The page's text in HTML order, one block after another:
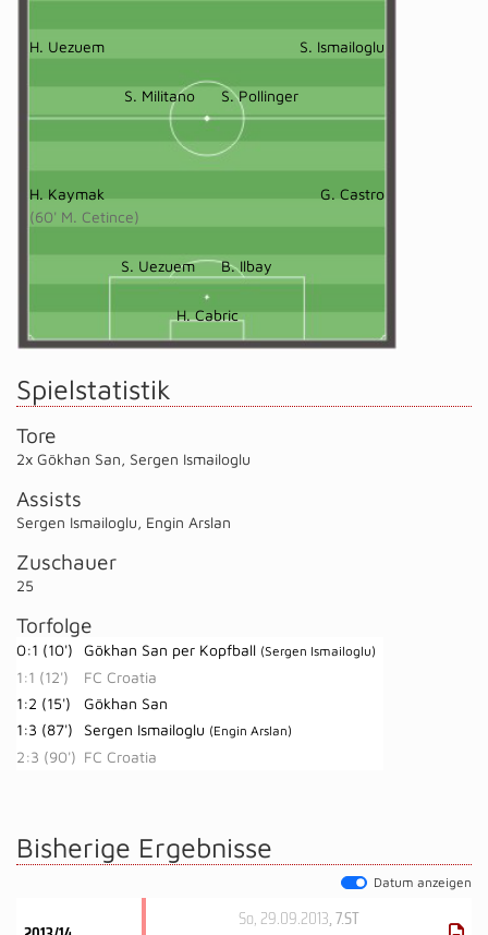
H. Uezuem S. Ismailoglu
S. Militano S. Pollinger
H. Kaymak
(60' M. Cetince)
G. Castro
S. Uezuem B. Ilbay
H. Cabric
Spielstatistik
Tore
2x Gökhan San, Sergen Ismailoglu
Assists
Sergen Ismailoglu, Engin Arslan
Zuschauer
25
Torfolge
0:1 (10') Gökhan San per Kopfball (Sergen Ismailoglu)
1:1 (12')
FC Croatia
1:2 (15')
Gökhan San
1:3 (87')
Sergen Ismailoglu (Engin Arslan)
2:3 (90') FC Croatia
Bisherige Ergebnisse
Datum anzeigen
So, 29.09.2013, 7.ST